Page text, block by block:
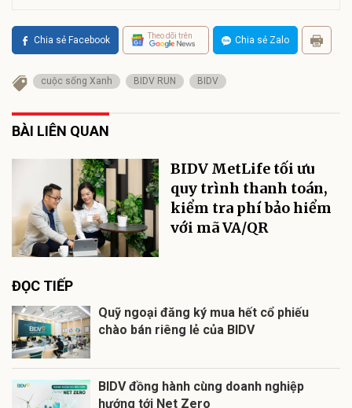
Chia sẻ Facebook Theo dõi trên Chia sẻ Zalo
cuộc sống Xanh BIDV RUN BIDV
BÀI LIÊN QUAN
BIDV MetLife tối ưu
quy trình thanh toán,
kiểm tra phí bảo hiểm
với mã VA/QR
ĐỌC TIẾP
Quỹ ngoại đăng ký mua hết cổ phiếu
chào bán riêng lẻ của BIDV
BIDV đồng hành cùng doanh nghiệp
hướng tới Net Zero